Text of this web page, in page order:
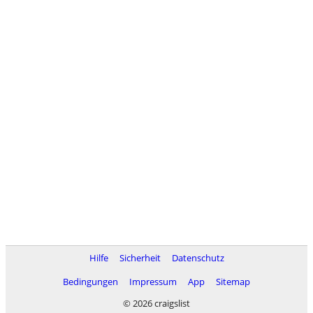
Hilfe Sicherheit
Datenschutz
Bedingungen
Impressum App
Sitemap
© 2026 craigslist